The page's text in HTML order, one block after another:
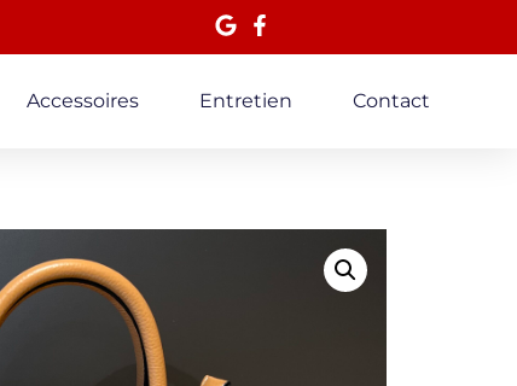
Accessoires Entretien Contact